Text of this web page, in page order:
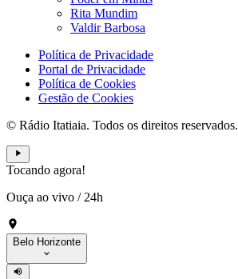
Rita Mundim
Valdir Barbosa
Política de Privacidade
Portal de Privacidade
Política de Cookies
Gestão de Cookies
© Rádio Itatiaia. Todos os direitos reservados.
Tocando agora!
Ouça ao vivo / 24h
Belo Horizonte